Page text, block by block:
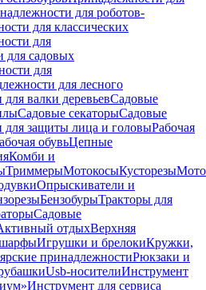
для роботов-
для классических
для
для садовых
для
для лесного
валки деревьевСадовые
Садовые секаторыСадовые
для защиты лица и головыРабочая
обувьЦепные
Комби и
ТриммерыМотокосыКусторезы
Опрыскиватели и
БензобурыТракторы для
Садовые
отдыхВерхняя
Игрушки и брелокиКружки,
принадлежностиРюкзаки и
Usb-носителиИнструмент
Инструмент для сервиса